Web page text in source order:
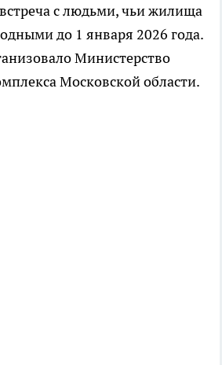
с людьми, чьи жилища
до 1 января 2026 года.
Министерство
Московской области.